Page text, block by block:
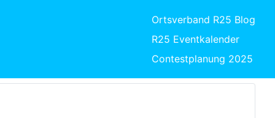
Ortsverband R25 Blog
R25 Eventkalender
Contestplanung 2025